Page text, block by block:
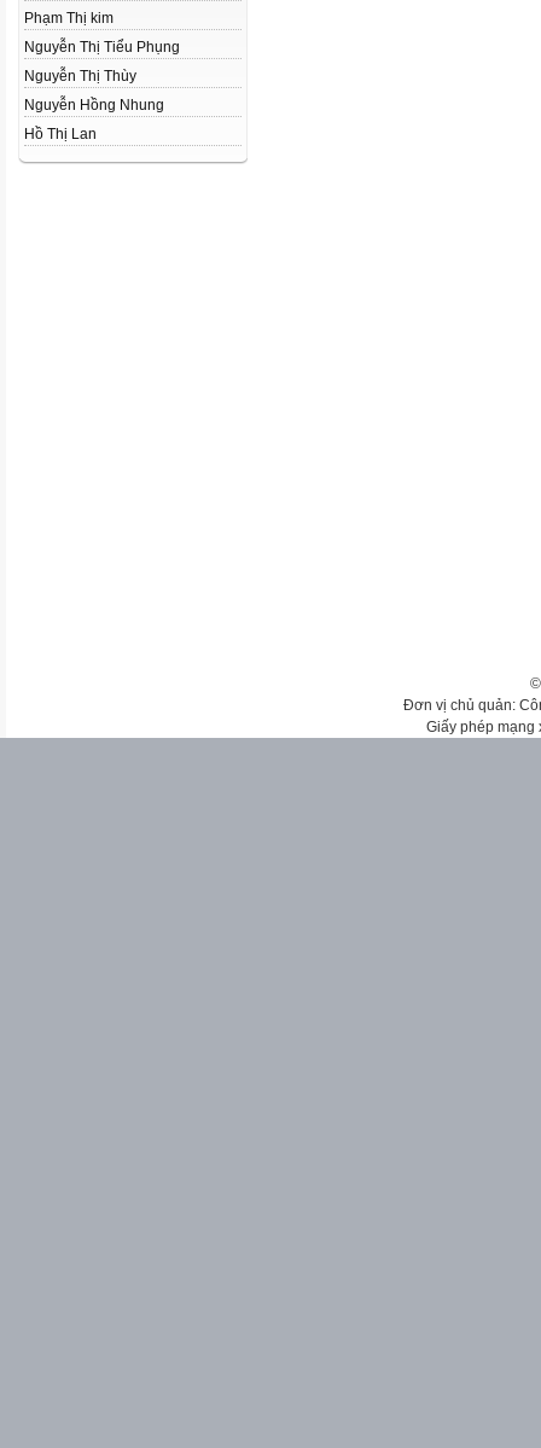
Phạm Thị kim
Nguyễn Thị Tiểu Phụng
Nguyễn Thị Thùy
Nguyễn Hồng Nhung
Hồ Thị Lan
Đơn vị chủ quản:
Giấy phép mạng